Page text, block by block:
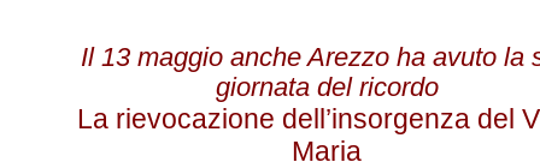
Il 13 maggio anche Arezzo ha avuto la
giornata del ricordo
La rievocazione dell’insorgenza del
Maria